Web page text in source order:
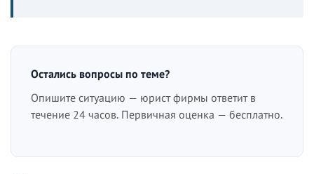
Остались вопросы по теме?
Опишите ситуацию — юрист фирмы ответит в
течение 24 часов. Первичная оценка — бесплатно.